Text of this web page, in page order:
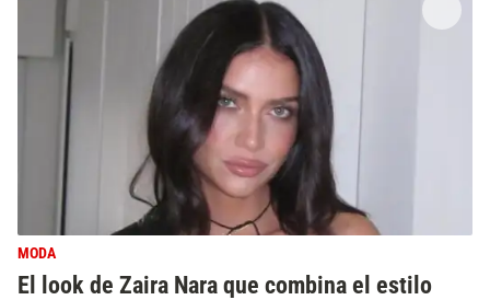
MODA
El look de Zaira Nara que combina el estilo